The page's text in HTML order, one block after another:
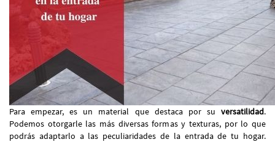
Para empezar, es un material que destaca por su versatilidad.
Podemos otorgarle las más diversas formas y texturas, por lo que
podrás adaptarlo a las peculiaridades de la entrada de tu hogar.